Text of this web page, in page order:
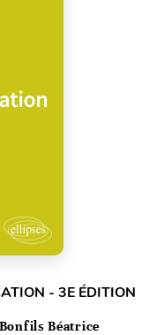
- 3E ÉDITION
Béatrice